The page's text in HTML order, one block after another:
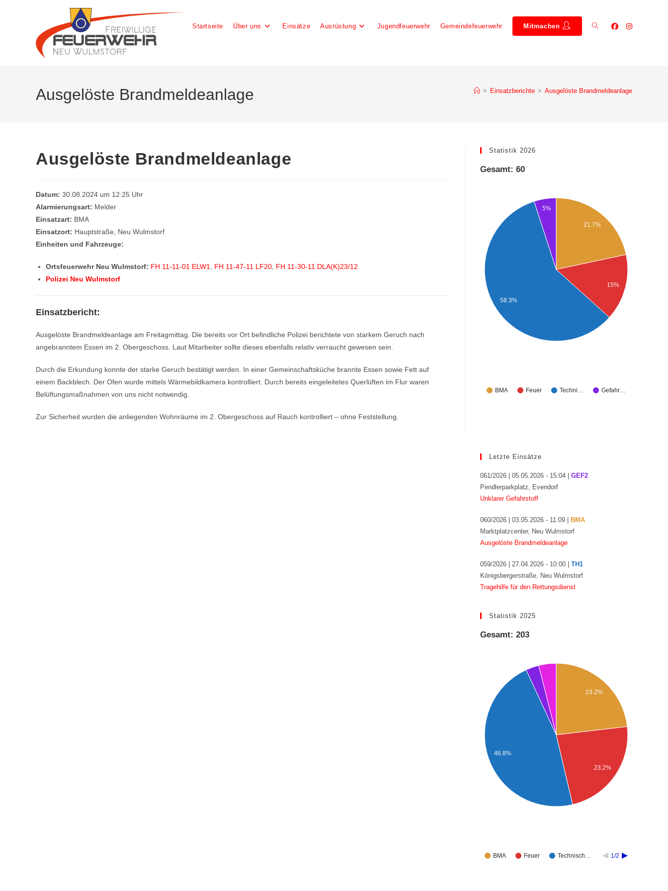
Startseite Über uns Einsätze Ausrüstung Jugendfeuerwehr Gemeindefeuerwehr Mitmachen
Ausgelöste Brandmeldeanlage > Einsatzberichte > Ausgelöste Brandmeldeanlage
Ausgelöste Brandmeldeanlage
Datum: 30.08.2024 um 12:25 Uhr
Alarmierungsart: Melder
Einsatzart: BMA
Einsatzort: Hauptstraße, Neu Wulmstorf
Einheiten und Fahrzeuge:
Ortsfeuerwehr Neu Wulmstorf: FH 11-11-01 ELW1 FH 11-47-11 LF20 FH 11-30-11 DLA(K)23/12
Polizei Neu Wulmstorf
Einsatzbericht:
Ausgelöste Brandmeldeanlage am Freitagmittag. Die bereits vor Ort befindliche Polizei berichtete von starkem Geruch nach
angebranntem Essen im 2. Obergeschoss. Laut Mitarbeiter sollte dieses ebenfalls relativ verraucht gewesen sein.
Durch die Erkundung konnte der starke Geruch bestätigt werden. In einer Gemeinschaftsküche brannte Essen sowie Fett auf
einem Backblech. Der Ofen wurde mittels Wärmebildkamera kontrolliert. Durch bereits eingeleitetes Querlüften im Flur waren
Belüftungsmaßnahmen von uns nicht notwendig.
Zur Sicherheit wurden die anliegenden Wohnräume im 2. Obergeschoss auf Rauch kontrolliert – ohne Feststellung.
Statistik 2026
Gesamt: 60
BMA Feuer Techni… Gefahr…
21.7%
15%
5%
58.3%
Letzte Einsätze
061/2026 | 05.05.2026 - 15:04 | GEF2
Pendlerparkplatz, Evendorf
Unklarer Gefahrstoff
060/2026 | 03.05.2026 - 11:09 |
BMA
Marktplatzcenter, Neu Wulmstorf
Ausgelöste Brandmeldeanlage
059/2026 | 27.04.2026 - 10:00 | TH1
Königsbergerstraße, Neu Wulmstorf
Tragehilfe für den Rettungsdienst
Statistik 2025
Gesamt: 203
BMA Feuer Technisch… 1/2
23.2%
23.2%
46.8%